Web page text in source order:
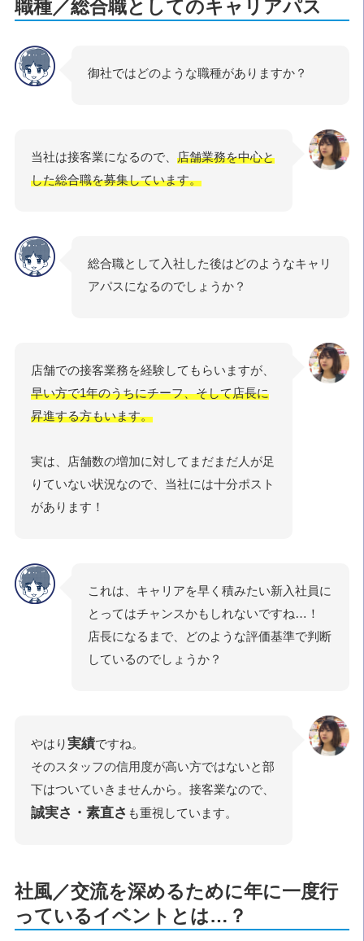
職種／総合職としてのキャリアパス
御社ではどのような職種がありますか？
当社は接客業になるので、 店舗業務を中心と
した総合職を募集しています。
総合職として入社した後はどのようなキャリ
アパスになるのでしょうか？
店舗での接客業務を経験してもらいますが、
早い方で1年のうちにチーフ、そして店長に
昇進する方もいます。
実は、店舗数の増加に対してまだまだ人が足
りていない状況なので、当社には十分ポスト
があります！
これは、キャリアを早く積みたい新入社員に
とってはチャンスかもしれないですね…！
店長になるまで、どのような評価基準で判断
しているのでしょうか？
やはり実績ですね。
そのスタッフの信用度が高い方ではないと部
下はついていきませんから。接客業なので、
誠実さ・素直さ も重視しています。
社風／交流を深めるために年に一度行
っているイベントとは…？